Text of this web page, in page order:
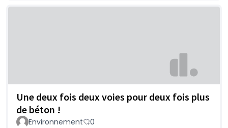
Une deux fois deux voies pour deux fois plus
de béton !
Environnement 0